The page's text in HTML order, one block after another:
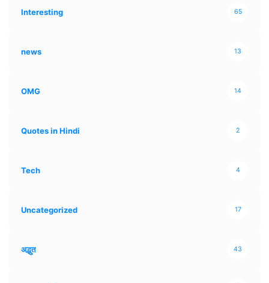
Interesting 65
news 13
OMG 14
Quotes in Hindi 2
Tech 4
Uncategorized 17
अद्भुत 43